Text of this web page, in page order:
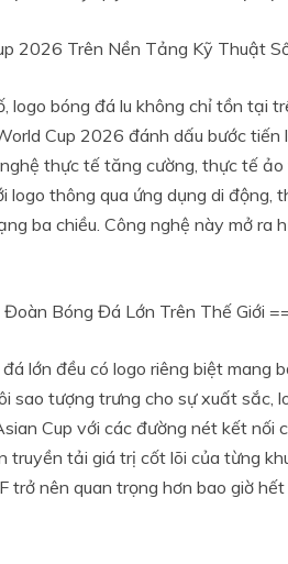
2026 Trên Nền Tảng Kỹ Thuật
logo bóng đá lu không chỉ tồn tại
Cup 2026 đánh dấu bước
thực tế tăng cường, thực tế
logo thông qua ứng dụng di động,
ba chiều. Công nghệ này mở ra
Bóng Đá Lớn Trên Thế Giới
lớn đều có logo riêng biệt mang
sao tượng trưng cho sự xuất sắc,
Cup với các đường nét kết nối
truyền tải giá trị cốt lõi của từng
trở nên quan trọng hơn bao giờ